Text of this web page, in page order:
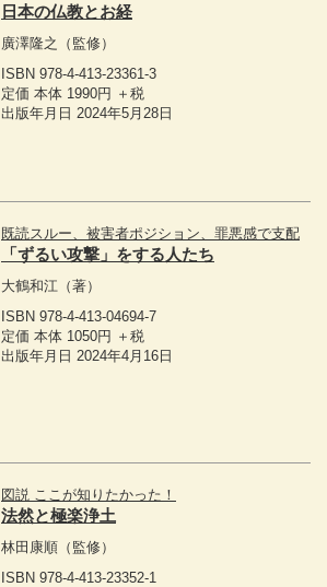
日本の仏教とお経
廣澤隆之
（監修）
ISBN 978-4-413-23361-3
定価 本体 1990円 ＋税
出版年月日 2024年5月28日
既読スルー、被害者ポジション、罪悪感で支配
「ずるい攻撃」をする人たち
大鶴和江 （著）
ISBN 978-4-413-04694-7
定価 本体 1050円 ＋税
出版年月日 2024年4月16日
図説 ここが知りたかった！
法然と極楽浄土
林田康順 （監修）
ISBN 978-4-413-23352-1